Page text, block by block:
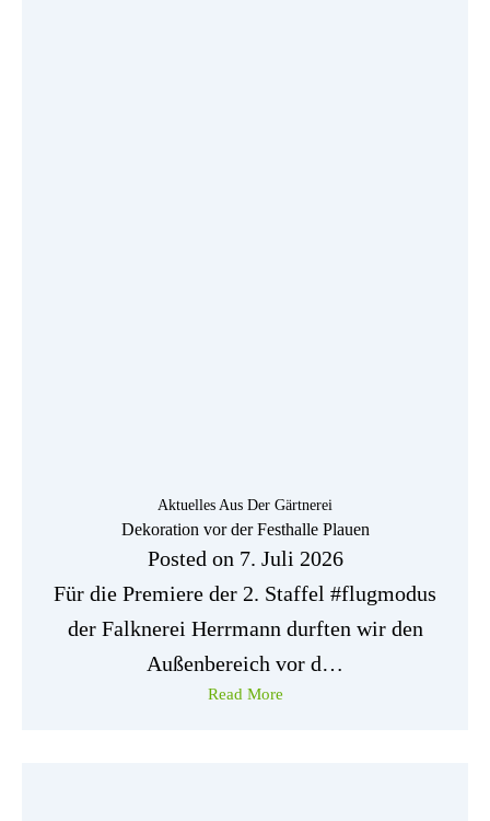
Aktuelles Aus Der Gärtnerei
Dekoration vor der Festhalle Plauen
Posted on 7. Juli 2026
Für die Premiere der 2. Staffel #flugmodus
der Falknerei Herrmann durften wir den
Außenbereich vor d…
Read More